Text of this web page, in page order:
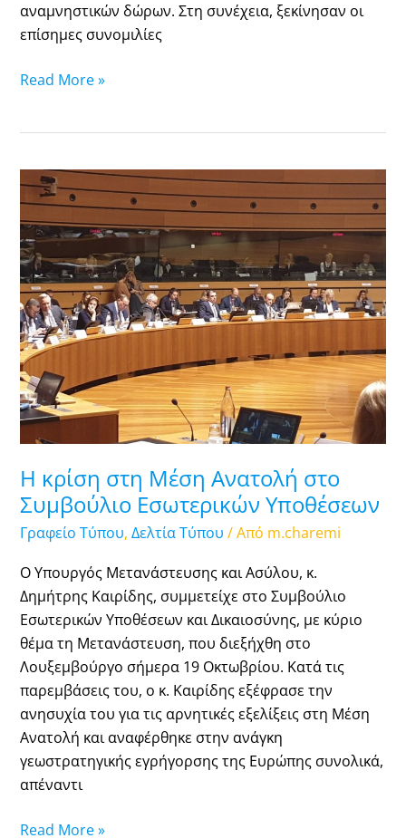
αναμνηστικών δώρων. Στη συνέχεια, ξεκίνησαν οι
επίσημες συνομιλίες
Read More »
Η κρίση στη Μέση Ανατολή στο
Συμβούλιο Εσωτερικών Υποθέσεων
Γραφείο Τύπου, Δελτία Τύπου / Από m.charemi
Ο Υπουργός Μετανάστευσης και Ασύλου, κ.
Δημήτρης Καιρίδης, συμμετείχε στο Συμβούλιο
Εσωτερικών Υποθέσεων και Δικαιοσύνης, με κύριο
θέμα τη Μετανάστευση, που διεξήχθη στο
Λουξεμβούργο σήμερα 19 Οκτωβρίου. Κατά τις
παρεμβάσεις του, ο κ. Καιρίδης εξέφρασε την
ανησυχία του για τις αρνητικές εξελίξεις στη Μέση
Ανατολή και αναφέρθηκε στην ανάγκη
γεωστρατηγικής εγρήγορσης της Ευρώπης συνολικά,
απέναντι
Η
κρίση
στη
Μέση
Ανατολή
στο
Συμβούλιο
Εσωτερικών
Υποθέσεων
Read More »